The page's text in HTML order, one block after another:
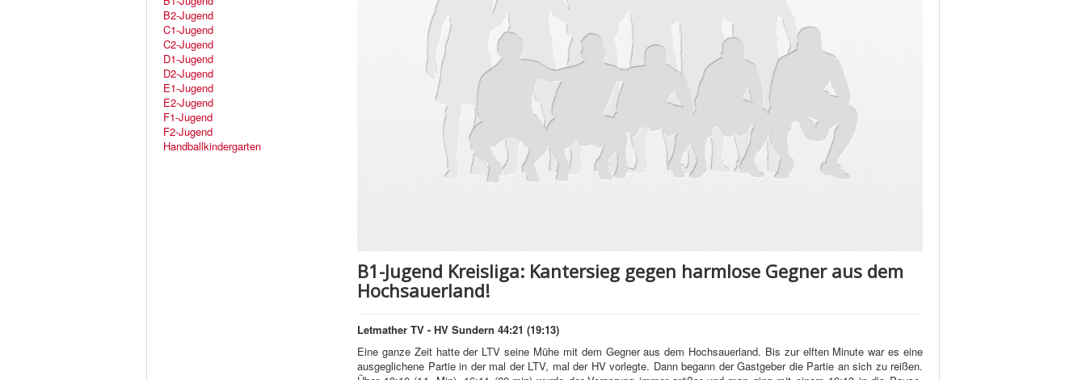
B2-Jugend
C1-Jugend
C2-Jugend
D1-Jugend
D2-Jugend
E1-Jugend
E2-Jugend
F1-Jugend
F2-Jugend
Handballkindergarten
B1-Jugend Kreisliga: Kantersieg gegen harmlose Gegner aus dem
Hochsauerland!
Letmather TV - HV Sundern 44:21 (19:13)
Eine ganze Zeit hatte der LTV seine Mühe mit dem Gegner aus dem Hochsauerland. Bis zur elften Minute war es eine
ausgeglichene Partie in der mal der LTV, mal der HV vorlegte. Dann begann der Gastgeber die Partie an sich zu reißen.